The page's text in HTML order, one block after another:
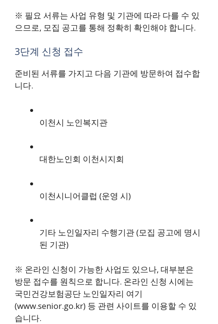
※ 필요 서류는 사업 유형 및 기관에 따라 다를 수 있
으므로, 모집 공고를 통해 정확히 확인해야 합니다.
3단계 신청 접수
준비된 서류를 가지고 다음 기관에 방문하여 접수합
니다.
이천시 노인복지관
대한노인회 이천시지회
이천시니어클럽 (운영 시)
기타 노인일자리 수행기관 (모집 공고에 명시
된 기관)
※ 온라인 신청이 가능한 사업도 있으나, 대부분은
방문 접수를 원칙으로 합니다. 온라인 신청 시에는
국민건강보험공단 노인일자리 여기
(www.senior.go.kr) 등 관련 사이트를 이용할 수 있
습니다.